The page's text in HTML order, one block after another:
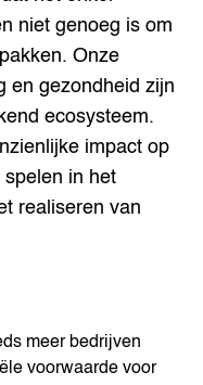
niet genoeg is om
Onze
en gezondheid zijn
ecosysteem.
impact op
in het
realiseren van
meer bedrijven
voorwaarde voor